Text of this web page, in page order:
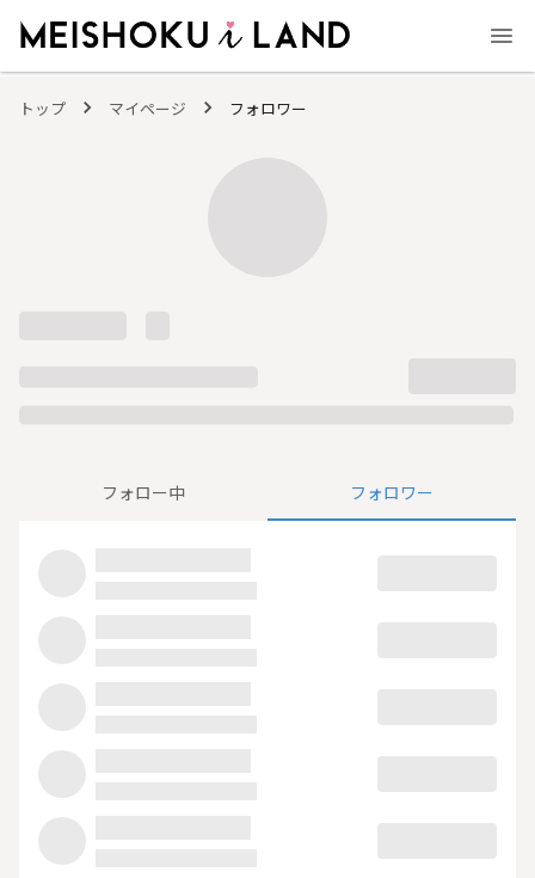
トップ マイページ フォロワー
フォロー中 フォロワー